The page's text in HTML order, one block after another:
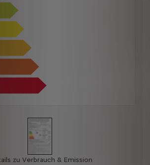
zu Verbrauch & Emission